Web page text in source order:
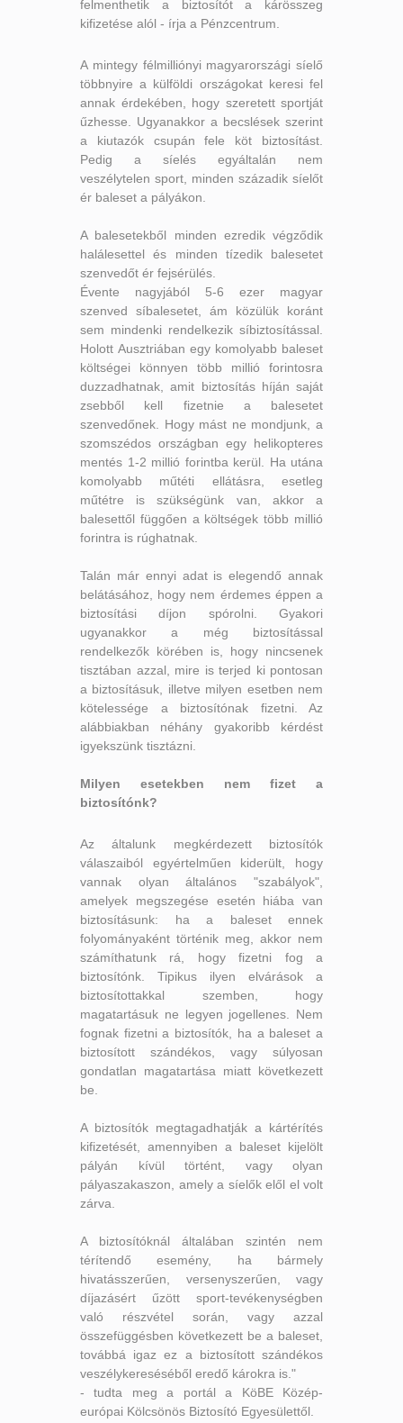
felmenthetik a biztosítót a kárösszeg
kifizetése alól - írja a Pénzcentrum.
A mintegy félmilliónyi magyarországi síelő
többnyire a külföldi országokat keresi fel
annak érdekében, hogy szeretett sportját
űzhesse. Ugyanakkor a becslések szerint
a kiutazók csupán fele köt biztosítást.
Pedig a síelés egyáltalán nem
veszélytelen sport, minden századik síelőt
ér baleset a pályákon.
A balesetekből minden ezredik végződik
halálesettel és minden tízedik balesetet
szenvedőt ér fejsérülés.
Évente nagyjából 5-6 ezer magyar
szenved síbalesetet, ám közülük koránt
sem mindenki rendelkezik síbiztosítással.
Holott Ausztriában egy komolyabb baleset
költségei könnyen több millió forintosra
duzzadhatnak, amit biztosítás híján saját
zsebből kell fizetnie a balesetet
szenvedőnek. Hogy mást ne mondjunk, a
szomszédos országban egy helikopteres
mentés 1-2 millió forintba kerül. Ha utána
komolyabb műtéti ellátásra, esetleg
műtétre is szükségünk van, akkor a
balesettől függően a költségek több millió
forintra is rúghatnak.
Talán már ennyi adat is elegendő annak
belátásához, hogy nem érdemes éppen a
biztosítási díjon spórolni. Gyakori
ugyanakkor a még biztosítással
rendelkezők körében is, hogy nincsenek
tisztában azzal, mire is terjed ki pontosan
a biztosításuk, illetve milyen esetben nem
kötelessége a biztosítónak fizetni. Az
alábbiakban néhány gyakoribb kérdést
igyekszünk tisztázni.
Milyen esetekben nem fizet a
biztosítónk?
Az általunk megkérdezett biztosítók
válaszaiból egyértelműen kiderült, hogy
vannak olyan általános "szabályok",
amelyek megszegése esetén hiába van
biztosításunk: ha a baleset ennek
folyományaként történik meg, akkor nem
számíthatunk rá, hogy fizetni fog a
biztosítónk. Tipikus ilyen elvárások a
biztosítottakkal szemben, hogy
magatartásuk ne legyen jogellenes. Nem
fognak fizetni a biztosítók, ha a baleset a
biztosított szándékos, vagy súlyosan
gondatlan magatartása miatt következett
be.
A biztosítók megtagadhatják a kártérítés
kifizetését, amennyiben a baleset kijelölt
pályán kívül történt, vagy olyan
pályaszakaszon, amely a síelők elől el volt
zárva.
A biztosítóknál általában szintén nem
térítendő esemény, ha bármely
hivatásszerűen, versenyszerűen, vagy
díjazásért űzött sport-tevékenységben
való részvétel során, vagy azzal
összefüggésben következett be a baleset,
továbbá igaz ez a biztosított szándékos
veszélykereséséből eredő károkra is."
- tudta meg a portál a KöBE Közép-
európai Kölcsönös Biztosító Egyesülettől.